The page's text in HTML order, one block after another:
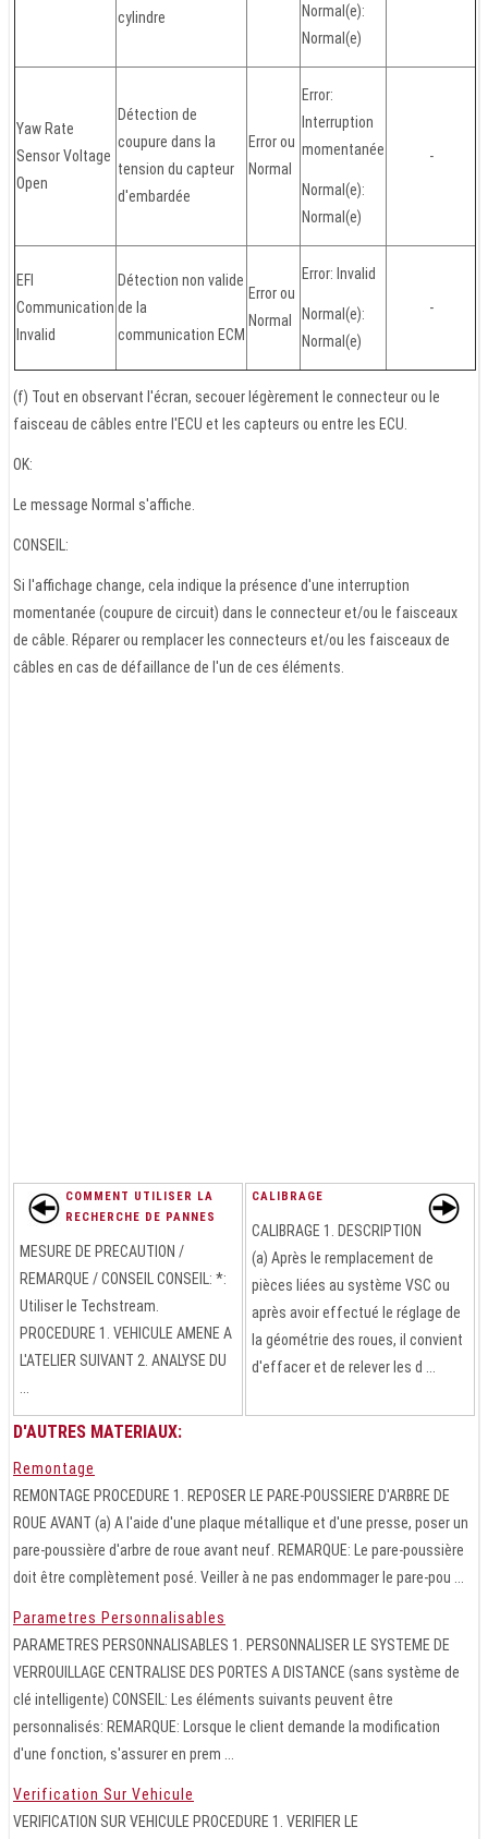
cylindre
Normal(e):
Normal(e)
Yaw Rate
Sensor Voltage
Open
Détection de
coupure dans la
tension du capteur
d'embardée
Error ou
Normal
Error:
Interruption
momentanée
Normal(e):
Normal(e)
-
EFI
Communication
Invalid
Détection non valide
de la
communication ECM
Error ou
Normal
Error: Invalid
Normal(e):
Normal(e)
-
(f) Tout en observant l'écran, secouer légèrement le connecteur ou le
faisceau de câbles entre l'ECU et les capteurs ou entre les ECU.
OK:
Le message Normal s'affiche.
CONSEIL:
Si l'affichage change, cela indique la présence d'une interruption
momentanée (coupure de circuit) dans le connecteur et/ou le faisceaux
de câble. Réparer ou remplacer les connecteurs et/ou les faisceaux de
câbles en cas de défaillance de l'un de ces éléments.
COMMENT UTILISER LA
RECHERCHE DE PANNES
MESURE DE PRECAUTION /
REMARQUE / CONSEIL CONSEIL: *:
Utiliser le Techstream.
PROCEDURE 1. VEHICULE AMENE A
L'ATELIER SUIVANT 2. ANALYSE DU
CALIBRAGE
CALIBRAGE 1. DESCRIPTION
(a) Après le remplacement de
pièces liées au système VSC ou
après avoir effectué le réglage de
la géométrie des roues, il convient
d'effacer et de relever les d ...
D'AUTRES MATERIAUX:
Remontage
REMONTAGE PROCEDURE 1. REPOSER LE PARE-POUSSIERE D'ARBRE DE
ROUE AVANT (a) A l'aide d'une plaque métallique et d'une presse, poser un
pare-poussière d'arbre de roue avant neuf. REMARQUE: Le pare-poussière
doit être complètement posé. Veiller à ne pas endommager le pare-pou ...
Parametres Personnalisables
PARAMETRES PERSONNALISABLES 1. PERSONNALISER LE SYSTEME DE
VERROUILLAGE CENTRALISE DES PORTES A DISTANCE (sans système de
clé intelligente) CONSEIL: Les éléments suivants peuvent être
personnalisés: REMARQUE: Lorsque le client demande la modification
d'une fonction, s'assurer en prem ...
Verification Sur Vehicule
VERIFICATION SUR VEHICULE PROCEDURE 1. VERIFIER LE